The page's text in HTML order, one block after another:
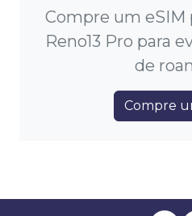
Compre um eSIM
Reno13 Pro para
de
Compre